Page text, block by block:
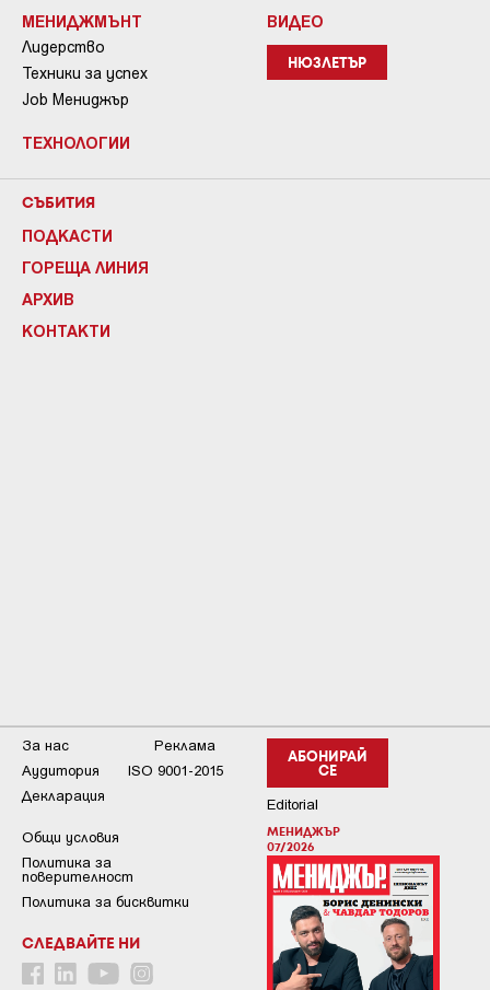
МЕНИДЖМЪНТ
Лидерство
Техники за успех
Job Мениджър
ТЕХНОЛОГИИ
ВИДЕО
НЮЗЛЕТЪР
СЪБИТИЯ
ПОДКАСТИ
ГОРЕЩА ЛИНИЯ
АРХИВ
КОНТАКТИ
АБОНИРАЙ
СЕ
Editorial
МЕНИДЖЪР
07/2026
За нас
Реклама
Аудитория
ISO 9001-2015
Декларация
Общи условия
Пoлитикa зa
пoвepитeлнocт
Политика за бисквитки
СЛЕДВАЙТЕ НИ